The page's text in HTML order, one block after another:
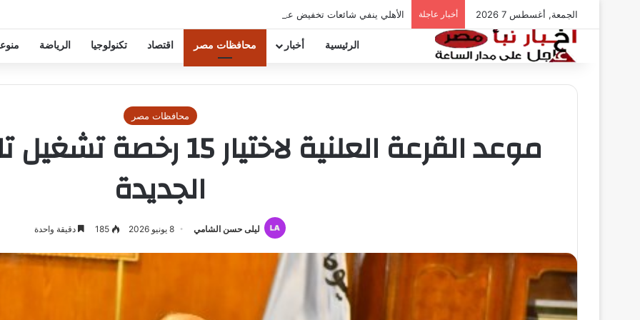
الجمعة, أغسطس 7 2026 أخبار عاجلة الأهلي ينفي شائعات تخفيض عقود زيزو والشناوي
الرئيسية أخبار محافظات مصر اقتصاد تكنولوجيا الرياضة
محافظات مصر
موعد القرعة العلنية
الجديدة
ليلى حسن الشامي 8 يونيو 2026 185 دقيقة واحدة